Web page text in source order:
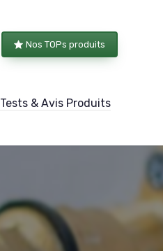
Nos TOPs produits
Tests & Avis Produits